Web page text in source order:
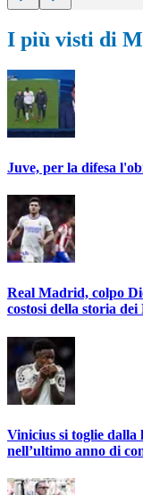
I più visti di
Juve, per la difesa
Real Madrid, colpo
costosi della storia dei
Vinicius si toglie dalla
nell’ultimo anno di